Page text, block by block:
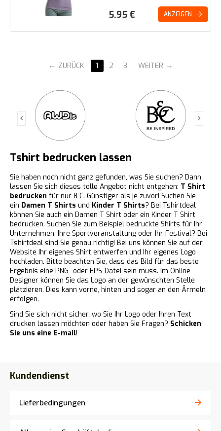
5.95 € ANZEIGEN
ZURÜCK 1 2 3 WEITER
Tshirt bedrucken lassen
Sie haben noch nicht ganz gefunden, was Sie suchen? Dann
lassen Sie sich dieses tolle Angebot nicht entgehen: T Shirt
bedrucken für nur 8 €. Günstiger als je zuvor! Suchen Sie
ein Damen T Shirts und Kinder T Shirts? Bei Tshirtdeal
können Sie auch ein Damen T Shirt oder ein Kinder T Shirt
bedrucken. Suchen Sie zum Beispiel bedruckte Shirts für Ihr
Unternehmen, Ihre Sportveranstaltung oder Ihr Festival? Bei
Tshirtdeal sind Sie genau richtig! Bei uns können Sie auf der
Website Ihr eigenes Shirt entwerfen und Ihr eigenes Logo
hochladen. Bitte beachten Sie, dass das Bild für das beste
Ergebnis eine PNG- oder EPS-Datei sein muss. Im Online-
Designer können Sie das Logo an der gewünschten Stelle
platzieren. Dies kann vorne, hinten und sogar an den Ärmeln
erfolgen.
Sind Sie sich nicht sicher, wo Sie Ihr Logo oder Ihren Text
drucken lassen möchten oder haben Sie Fragen? Schicken
Sie uns eine E-mail!
Kundendienst
Lieferbedingungen